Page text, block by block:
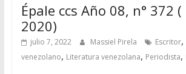
Épale ccs Año 08, n° 372
2020)
julio 7, 2022 Massiel Pirela Escritor,
venezolano, Literatura venezolana, Periodista,